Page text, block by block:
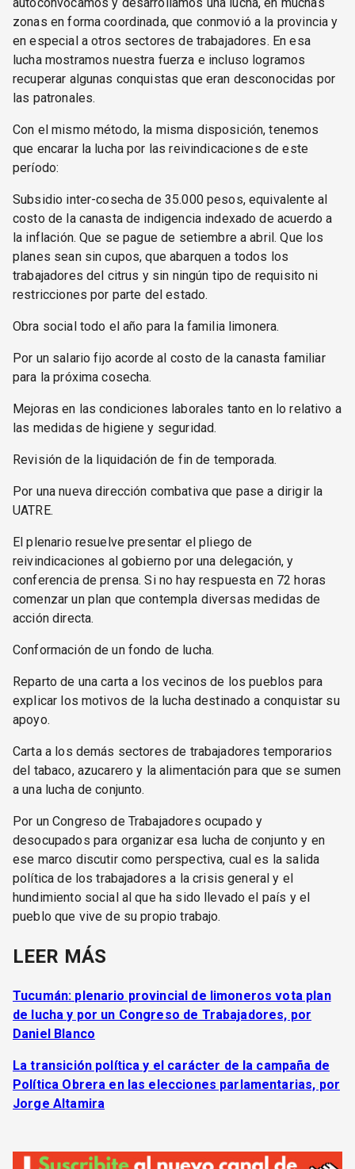
autoconvocamos y desarrollamos una lucha, en muchas
zonas en forma coordinada, que conmovió a la provincia y
en especial a otros sectores de trabajadores. En esa
lucha mostramos nuestra fuerza e incluso logramos
recuperar algunas conquistas que eran desconocidas por
las patronales.
Con el mismo método, la misma disposición, tenemos
que encarar la lucha por las reivindicaciones de este
período:
Subsidio inter-cosecha de 35.000 pesos, equivalente al
costo de la canasta de indigencia indexado de acuerdo a
la inflación. Que se pague de setiembre a abril. Que los
planes sean sin cupos, que abarquen a todos los
trabajadores del citrus y sin ningún tipo de requisito ni
restricciones por parte del estado.
Obra social todo el año para la familia limonera.
Por un salario fijo acorde al costo de la canasta familiar
para la próxima cosecha.
Mejoras en las condiciones laborales tanto en lo relativo a
las medidas de higiene y seguridad.
Revisión de la liquidación de fin de temporada.
Por una nueva dirección combativa que pase a dirigir la
UATRE.
El plenario resuelve presentar el pliego de
reivindicaciones al gobierno por una delegación, y
conferencia de prensa. Si no hay respuesta en 72 horas
comenzar un plan que contempla diversas medidas de
acción directa.
Conformación de un fondo de lucha.
Reparto de una carta a los vecinos de los pueblos para
explicar los motivos de la lucha destinado a conquistar su
apoyo.
Carta a los demás sectores de trabajadores temporarios
del tabaco, azucarero y la alimentación para que se sumen
a una lucha de conjunto.
Por un Congreso de Trabajadores ocupado y
desocupados para organizar esa lucha de conjunto y en
ese marco discutir como perspectiva, cual es la salida
política de los trabajadores a la crisis general y el
hundimiento social al que ha sido llevado el país y el
pueblo que vive de su propio trabajo.
LEER MÁS
Tucumán: plenario provincial de limoneros vota plan
de lucha y por un Congreso de Trabajadores, por
Daniel Blanco
La transición política y el carácter de la campaña de
Política Obrera en las elecciones parlamentarias, por
Jorge Altamira